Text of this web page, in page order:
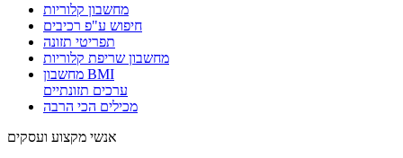
מחשבון קלוריות
חיפוש ע"פ רכיבים
תפריטי תזונה
מחשבון שריפת קלוריות
מחשבון BMI
ערכים תזונתיים
מכילים הכי הרבה
אנשי מקצוע ועסקים